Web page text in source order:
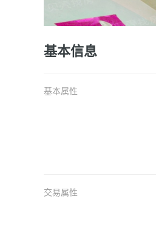
基本信息
基本属性
交易属性